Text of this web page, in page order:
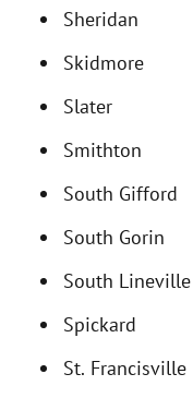
Sheridan
Skidmore
Slater
Smithton
South Gifford
South Gorin
South Lineville
Spickard
St. Francisville